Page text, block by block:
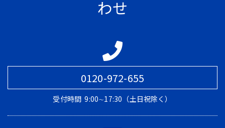
わせ
0120-972-655
受付時間 9:00∼17:30（土日祝除く）